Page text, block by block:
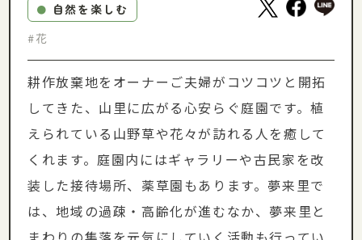
● 自然を楽しむ
#花
耕作放棄地をオーナーご夫婦がコツコツと開拓
してきた、山里に広がる心安らぐ庭園です。植
えられている山野草や花々が訪れる人を癒して
くれます。庭園内にはギャラリーや古民家を改
装した接待場所、薬草園もあります。夢来里で
は、地域の過疎・高齢化が進むなか、夢来里と